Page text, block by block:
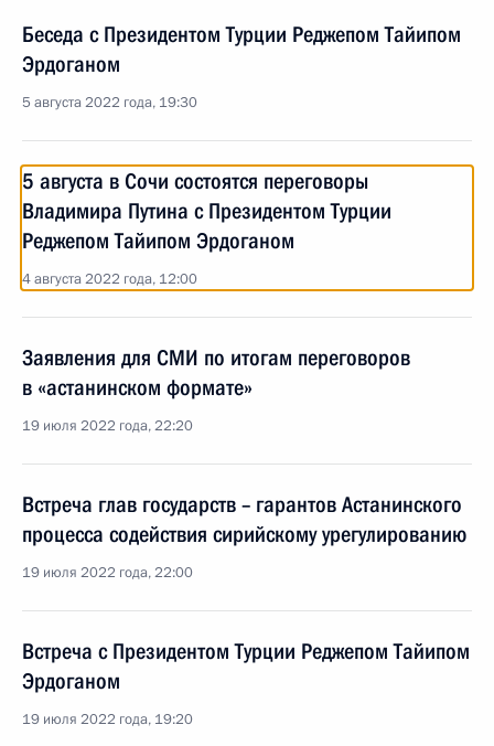
Беседа с Президентом Турции Реджепом Тайипом
Эрдоганом
5 августа 2022 года, 19:30
5 августа в Сочи состоятся переговоры
Владимира Путина с Президентом Турции
Реджепом Тайипом Эрдоганом
4 августа 2022 года, 12:00
Заявления для СМИ по итогам переговоров
в «астанинском формате»
19 июля 2022 года, 22:20
Встреча глав государств – гарантов Астанинского
процесса содействия сирийскому урегулированию
19 июля 2022 года, 22:00
Встреча с Президентом Турции Реджепом Тайипом
Эрдоганом
19 июля 2022 года, 19:20